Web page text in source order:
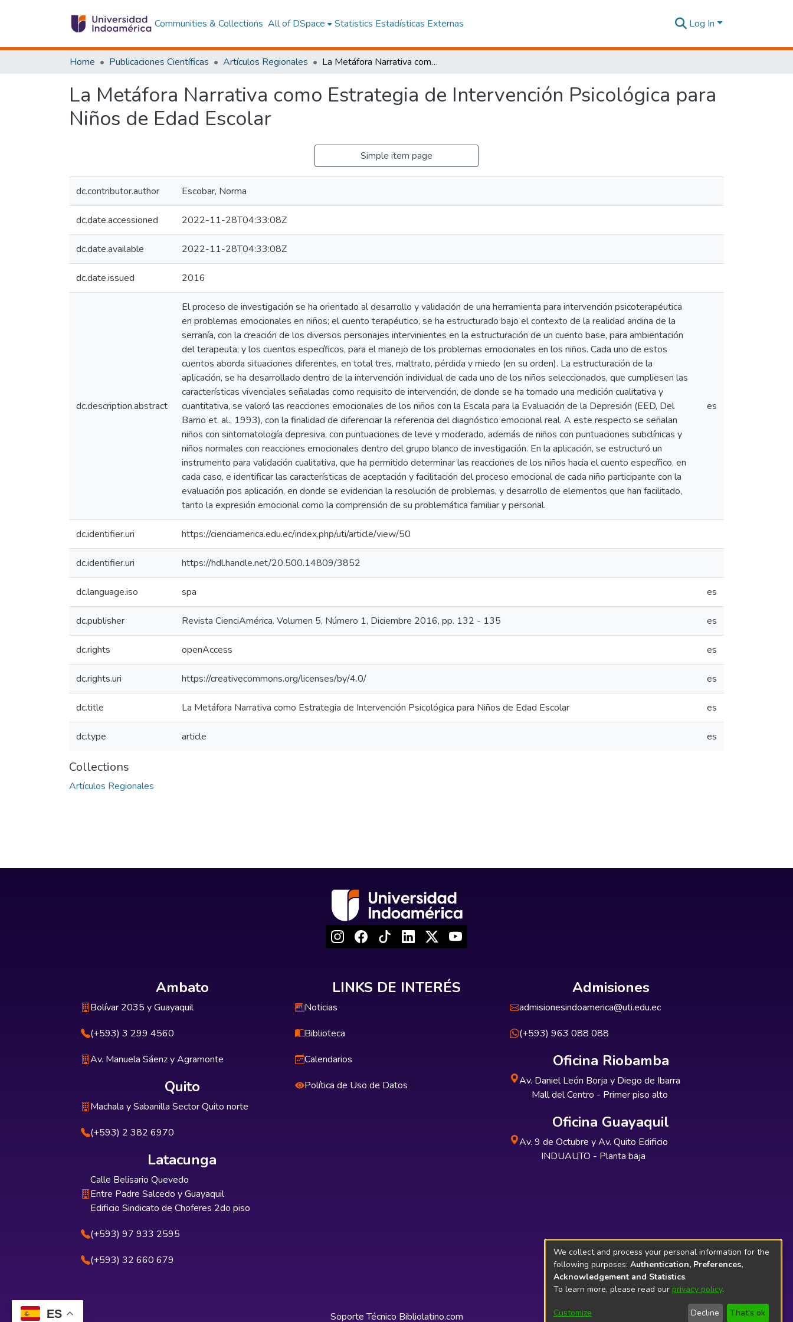
ES
Communities & Collections All of DSpace Statistics Estadísticas Externas Log In
Home Publicaciones Científicas Artículos Regionales La Metáfora Narrativa como Estrategia de Intervención Psicológica para Niños de Edad Escolar
La Metáfora Narrativa como Estrategia de Intervención Psicológica para
Niños de Edad Escolar
Simple item page
dc.contributor.author Escobar, Norma
dc.date.accessioned 2022-11-28T04:33:08Z
dc.date.available 2022-11-28T04:33:08Z
dc.date.issued 2016
dc.description.abstract
El proceso de investigación se ha orientado al desarrollo y validación de una herramienta para intervención psicoterapéutica
en problemas emocionales en niños; el cuento terapéutico, se ha estructurado bajo el contexto de la realidad andina de la
serranía, con la creación de los diversos personajes intervinientes en la estructuración de un cuento base, para ambientación
del terapeuta; y los cuentos específicos, para el manejo de los problemas emocionales en los niños. Cada uno de estos
cuentos aborda situaciones diferentes, en total tres, maltrato, pérdida y miedo (en su orden). La estructuración de la
aplicación, se ha desarrollado dentro de la intervención individual de cada uno de los niños seleccionados, que cumpliesen las
características vivenciales señaladas como requisito de intervención, de donde se ha tomado una medición cualitativa y
cuantitativa, se valoró las reacciones emocionales de los niños con la Escala para la Evaluación de la Depresión (EED, Del
Barrio et. al., 1993), con la finalidad de diferenciar la referencia del diagnóstico emocional real. A este respecto se señalan
niños con sintomatología depresiva, con puntuaciones de leve y moderado, además de niños con puntuaciones subclínicas y
niños normales con reacciones emocionales dentro del grupo blanco de investigación. En la aplicación, se estructuró un
instrumento para validación cualitativa, que ha permitido determinar las reacciones de los niños hacia el cuento específico, en
cada caso, e identificar las características de aceptación y facilitación del proceso emocional de cada niño participante con la
evaluación pos aplicación, en donde se evidencian la resolución de problemas, y desarrollo de elementos que han facilitado,
tanto la expresión emocional como la comprensión de su problemática familiar y personal.
es
dc.identifier.uri https://cienciamerica.edu.ec/index.php/uti/article/view/50
dc.identifier.uri https://hdl.handle.net/20.500.14809/3852
dc.language.iso spa es
dc.publisher Revista CienciAmérica. Volumen 5, Número 1, Diciembre 2016, pp. 132 - 135 es
dc.rights openAccess es
dc.rights.uri https://creativecommons.org/licenses/by/4.0/ es
dc.title La Metáfora Narrativa como Estrategia de Intervención Psicológica para Niños de Edad Escolar es
dc.type article es
Collections
Artículos Regionales
Ambato
Bolívar 2035 y Guayaquil
(+593) 3 299 4560
Av. Manuela Sáenz y Agramonte
Quito
Machala y Sabanilla Sector Quito norte
(+593) 2 382 6970
Latacunga
Calle Belisario Quevedo
Entre Padre Salcedo y Guayaquil
Edificio Sindicato de Choferes 2do piso
(+593) 97 933 2595
(+593) 32 660 679
LINKS DE INTERÉS
Noticias
Biblioteca
Calendarios
Política de Uso de Datos
Admisiones
admisionesindoamerica@uti.edu.ec
(+593) 963 088 088
Oficina Riobamba
Av. Daniel León Borja y Diego de Ibarra
Mall del Centro - Primer piso alto
Oficina Guayaquil
Av. 9 de Octubre y Av. Quito Edificio
INDUAUTO - Planta baja
Soporte Técnico Bibliolatino.com
We collect and process your personal information for the
following purposes: Authentication, Preferences,
Acknowledgement and Statistics.
To learn more, please read our privacy policy.
Customize Decline That's ok